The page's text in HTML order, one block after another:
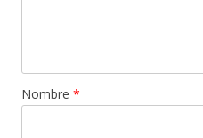
Nombre *